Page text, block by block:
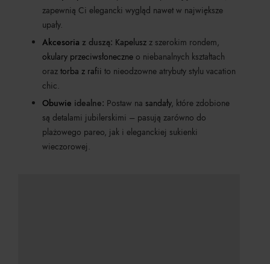
zapewnią Ci elegancki wygląd nawet w największe
upały.
Akcesoria z duszą: Kapelusz z szerokim rondem,
okulary przeciwsłoneczne o niebanalnych kształtach
oraz torba z rafii to nieodzowne atrybuty stylu vacation
chic.
Obuwie idealne: Postaw na sandały, które zdobione
są detalami jubilerskimi – pasują zarówno do
plażowego pareo, jak i eleganckiej sukienki
wieczorowej.